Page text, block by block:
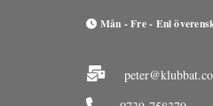
Mån - Fre - Enl